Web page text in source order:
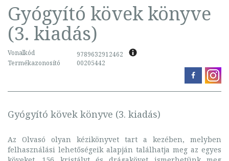
Gyógyító kövek könyve
(3. kiadás)
Vonalkód
9789632912462
Termékazonosító
00205442
Gyógyító kövek könyve (3. kiadás)
Az Olvasó olyan kézikönyvet tart a kezében, melyben
felhasználási lehetőségeik alapján találhatja meg az egyes